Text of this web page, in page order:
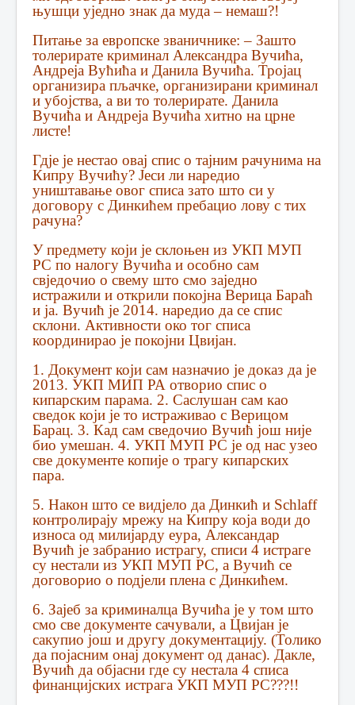
њушци уједно знак да муда – немаш?!
Питање за европске званичнике: – Зашто
толерирате криминал Александра Вучића,
Андреја Вућића и Данила Вучића. Тројац
организира пљачке, организирани криминал
и убојства, а ви то толерирате. Данила
Вучића и Андреја Вучића хитно на црне
листе!
Гдје је нестао овај спис о тајним рачунима на
Кипру Вучићу? Јеси ли наредио
уништавање овог списа зато што си у
договору с Динкићем пребацио лову с тих
рачуна?
У предмету који је склоњен из УКП МУП
РС по налогу Вучића и особно сам
свједочио о свему што смо заједно
истражили и открили покојна Верица Бараћ
и ја. Вучић је 2014. наредио да се спис
склони. Активности око тог списа
координирао је покојни Цвијан.
1. Документ који сам назначио је доказ да је
2013. УКП МИП РА отворио спис о
кипарским парама. 2. Саслушан сам као
сведок који је то истраживао с Верицом
Барац. 3. Кад сам сведочио Вучић још није
био умешан. 4. УКП МУП РС је од нас узео
све документе копије о трагу кипарских
пара.
5. Након што се видјело да Динкић и Schlaff
контролирају мрежу на Кипру која води до
износа од милијарду еура, Александар
Вучић је забранио истрагу, списи 4 истраге
су нестали из УКП МУП РС, а Вучић се
договорио о подјели плена с Динкићем.
6. Зајеб за криминалца Вучића је у том што
смо све документе сачували, а Цвијан је
сакупио још и другу документацију. (Толико
да појасним онај документ од данас). Дакле,
Вучић да објасни где су нестала 4 списа
финанцијских истрага УКП МУП РС???!!